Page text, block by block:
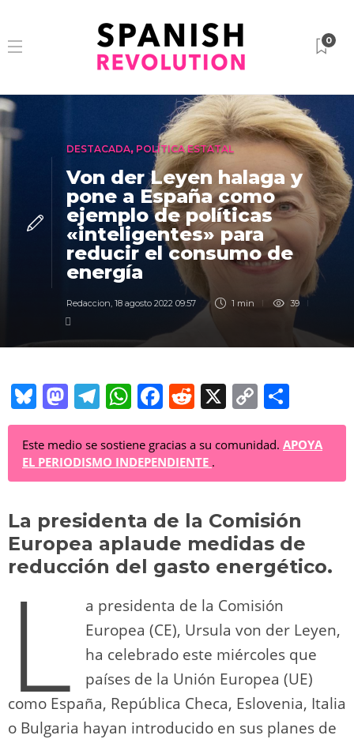
0
DESTACADA, POLÍTICA ESTATAL
Von der Leyen halaga y
pone a España como
ejemplo de políticas
«inteligentes» para
reducir el consumo de
energía
Redaccion, 18 agosto 2022 09:57 1 min 39
Bl
u
e
sk
y
M
a
st
o
d
o
n
T
el
e
gr
a
m
W
h
at
s
A
p
p
F
a
c
e
b
o
o
R
e
d
di
t
X
C
o
p
y
Li
n
k
o
m
p
ar
tir
Este medio se sostiene gracias a su comunidad. APOYA
EL PERIODISMO INDEPENDIENTE .
La presidenta de la Comisión
Europea aplaude medidas de
reducción del gasto energético.
L
a presidenta de la Comisión
Europea (CE), Ursula von der Leyen,
ha celebrado este miércoles que
países de la Unión Europea (UE)
como España, República Checa, Eslovenia, Italia
o Bulgaria hayan introducido en sus planes de